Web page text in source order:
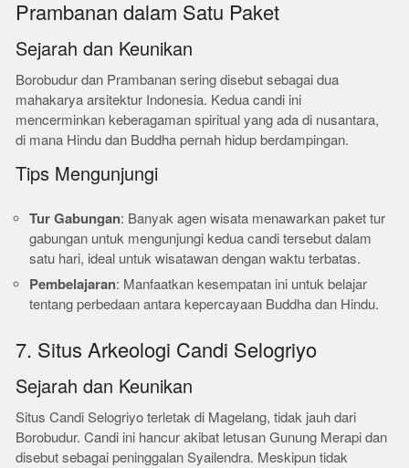
Prambanan dalam Satu Paket
Sejarah dan Keunikan
Borobudur dan Prambanan sering disebut sebagai dua
mahakarya arsitektur Indonesia. Kedua candi ini
mencerminkan keberagaman spiritual yang ada di nusantara,
di mana Hindu dan Buddha pernah hidup berdampingan.
Tips Mengunjungi
Tur Gabungan: Banyak agen wisata menawarkan paket tur
gabungan untuk mengunjungi kedua candi tersebut dalam
satu hari, ideal untuk wisatawan dengan waktu terbatas.
Pembelajaran: Manfaatkan kesempatan ini untuk belajar
tentang perbedaan antara kepercayaan Buddha dan Hindu.
7. Situs Arkeologi Candi Selogriyo
Sejarah dan Keunikan
Situs Candi Selogriyo terletak di Magelang, tidak jauh dari
Borobudur. Candi ini hancur akibat letusan Gunung Merapi dan
disebut sebagai peninggalan Syailendra. Meskipun tidak